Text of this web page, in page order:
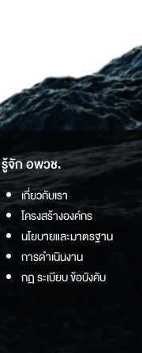
รู้จัก อพวช.
เกี่ยวกับเรา
โครงสร้างองค์กร
นโยบายและมาตรฐาน
การดำเนินงาน
กฏ ระเบียบ ข้อบังคับ